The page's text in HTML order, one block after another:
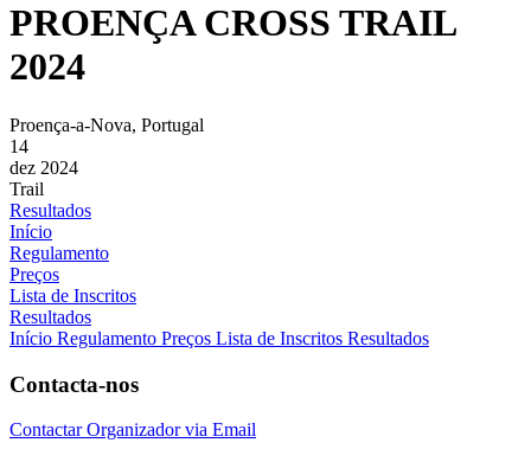
PROENÇA CROSS TRAIL
2024
Proença-a-Nova, Portugal
14
dez 2024
Trail
Resultados
Início
Regulamento
Preços
Lista de Inscritos
Resultados
Início Regulamento Preços Lista de Inscritos Resultados
Contacta-nos
Contactar Organizador via Email